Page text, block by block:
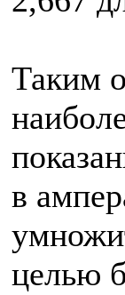
Таким
в
целью